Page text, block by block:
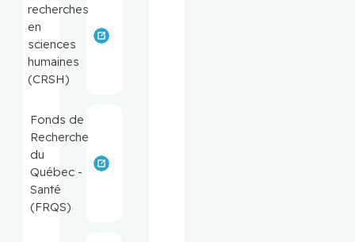
recherches
en
sciences
humaines
(CRSH)
Fonds de
Recherche
du
Québec -
Santé
(FRQS)